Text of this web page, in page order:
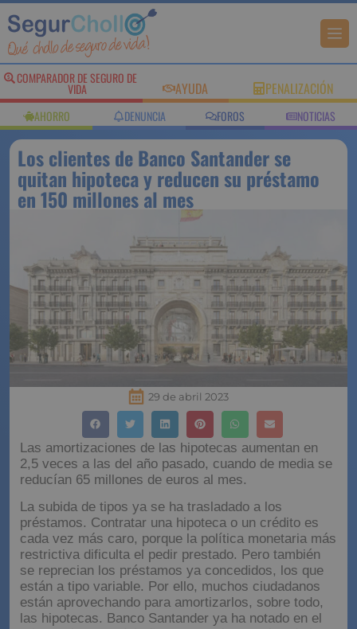
COMPARADOR DE SEGURO DE
VIDA AYUDA PENALIZACIÓN
AHORRO DENUNCIA FOROS NOTICIAS
Los clientes de Banco Santander se
quitan hipoteca y reducen su préstamo
en 150 millones al mes
29 de abril 2023
Las amortizaciones de las hipotecas aumentan en
2,5 veces a las del año pasado, cuando de media se
reducían 65 millones de euros al mes.
La subida de tipos ya se ha trasladado a los
préstamos. Contratar una hipoteca o un crédito es
cada vez más caro, porque la política monetaria más
restrictiva dificulta el pedir prestado. Pero también
se reprecian los préstamos ya concedidos, los que
están a tipo variable. Por ello, muchos ciudadanos
están aprovechando para amortizarlos, sobre todo,
las hipotecas. Banco Santander ya ha notado en el